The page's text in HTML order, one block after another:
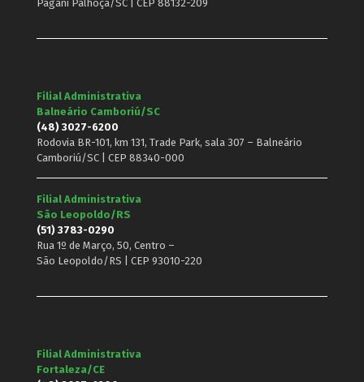
Pagani Palhoça/SC | CEP 88132-209
Filial Administrativa
Balneário Camboriú/SC
(48) 3027-6200
Rodovia BR-101, km 131, Trade Park, sala 307 – Balneário
Camboriú/SC | CEP 88340-000
Filial Administrativa
São Leopoldo/RS
(51) 3783-0290
Rua 1º de Março, 50, Centro –
São Leopoldo/RS | CEP 93010-220
Filial Administrativa
Fortaleza/CE